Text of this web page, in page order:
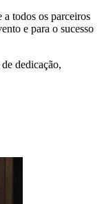
a todos os parceiros
e para o sucesso
dedicação,